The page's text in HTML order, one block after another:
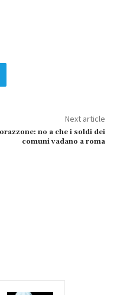
Next article
no a che i soldi dei
comuni vadano a roma